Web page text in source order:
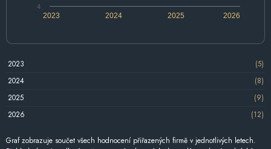
2024 2026
2023 2025
4
2023
(5)
2024
(8)
2025
(9)
2026
(12)
Graf zobrazuje součet všech hodnocení přiřazených firmě v jednotlivých letech.